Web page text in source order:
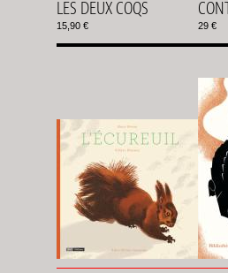
LES DEUX COQS
15,90 € 29 €